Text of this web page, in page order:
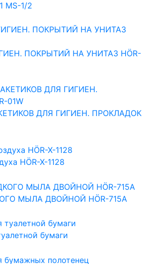
MS-1/2
ПОКРЫТИЙ НА УНИТАЗ HÖR-
ДЛЯ ГИГИЕН. ПРОКЛАДОК
HÖR-X-1128
МЫЛА ДВОЙНОЙ HÖR-715A
бумаги